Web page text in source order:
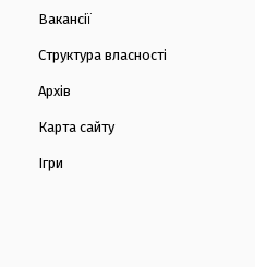
Вакансії
Структура власності
Архів
Карта сайту
Ігри